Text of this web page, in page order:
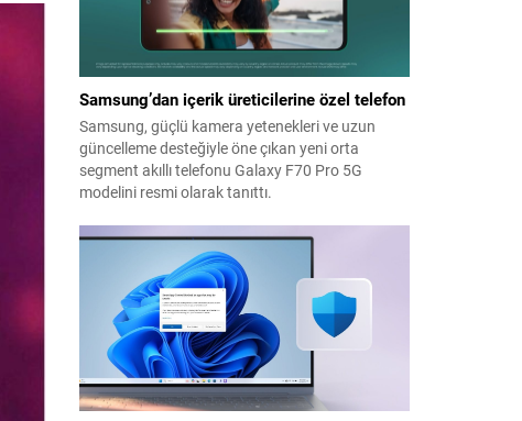
Samsung’dan içerik üreticilerine özel telefon
Samsung, güçlü kamera yetenekleri ve uzun
güncelleme desteğiyle öne çıkan yeni orta
segment akıllı telefonu Galaxy F70 Pro 5G
modelini resmi olarak tanıttı.